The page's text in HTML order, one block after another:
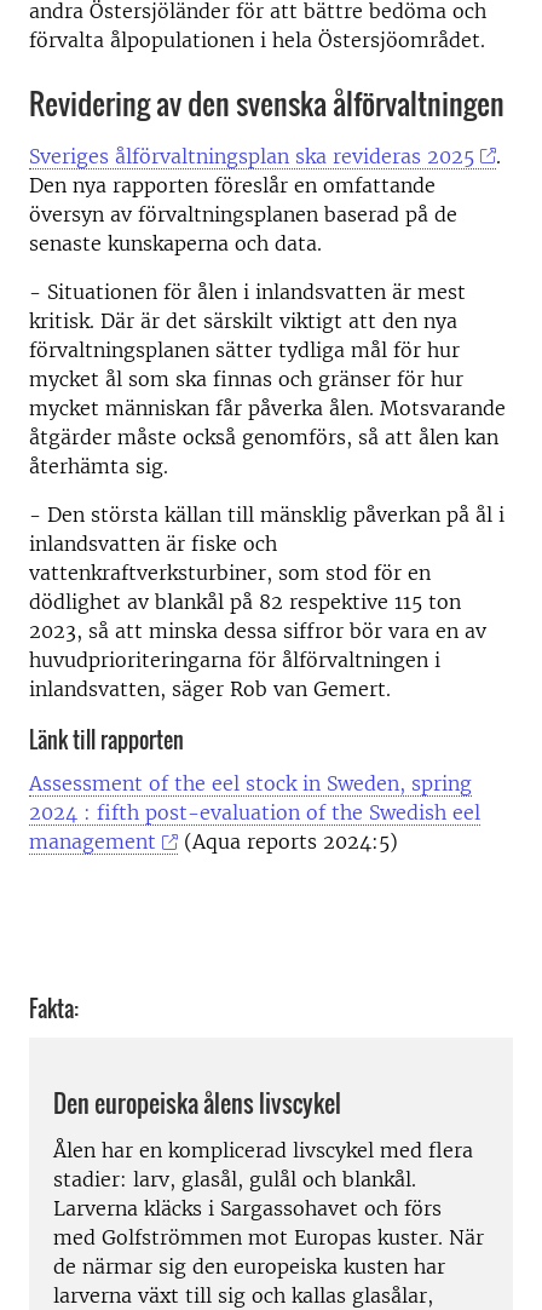
andra Östersjöländer för att bättre bedöma och
förvalta ålpopulationen i hela Östersjöområdet.
Revidering av den svenska ålförvaltningen
Sveriges ålförvaltningsplan ska revideras 2025
.
Den nya rapporten föreslår en omfattande
översyn av förvaltningsplanen baserad på de
senaste kunskaperna och data.
- Situationen för ålen i inlandsvatten är mest
kritisk. Där är det särskilt viktigt att den nya
förvaltningsplanen sätter tydliga mål för hur
mycket ål som ska finnas och gränser för hur
mycket människan får påverka ålen. Motsvarande
åtgärder måste också genomförs, så att ålen kan
återhämta sig.
- Den största källan till mänsklig påverkan på ål i
inlandsvatten är fiske och
vattenkraftverksturbiner, som stod för en
dödlighet av blankål på 82 respektive 115 ton
2023, så att minska dessa siffror bör vara en av
huvudprioriteringarna för ålförvaltningen i
inlandsvatten, säger Rob van Gemert.
Länk till rapporten
Assessment of the eel stock in Sweden, spring
2024 : fifth post-evaluation of the Swedish eel
management
(Aqua reports 2024:5)
Fakta:
Den europeiska ålens livscykel
Ålen har en komplicerad livscykel med flera
stadier: larv, glasål, gulål och blankål.
Larverna kläcks i Sargassohavet och förs
med Golfströmmen mot Europas kuster. När
de närmar sig den europeiska kusten har
larverna växt till sig och kallas glasålar,